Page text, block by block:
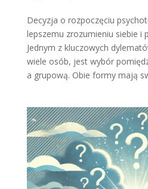
Decyzja o rozpoczęciu
lepszemu zrozumieniu siebie i
Jednym z kluczowych
wiele osób, jest wybór
a grupową. Obie formy mają